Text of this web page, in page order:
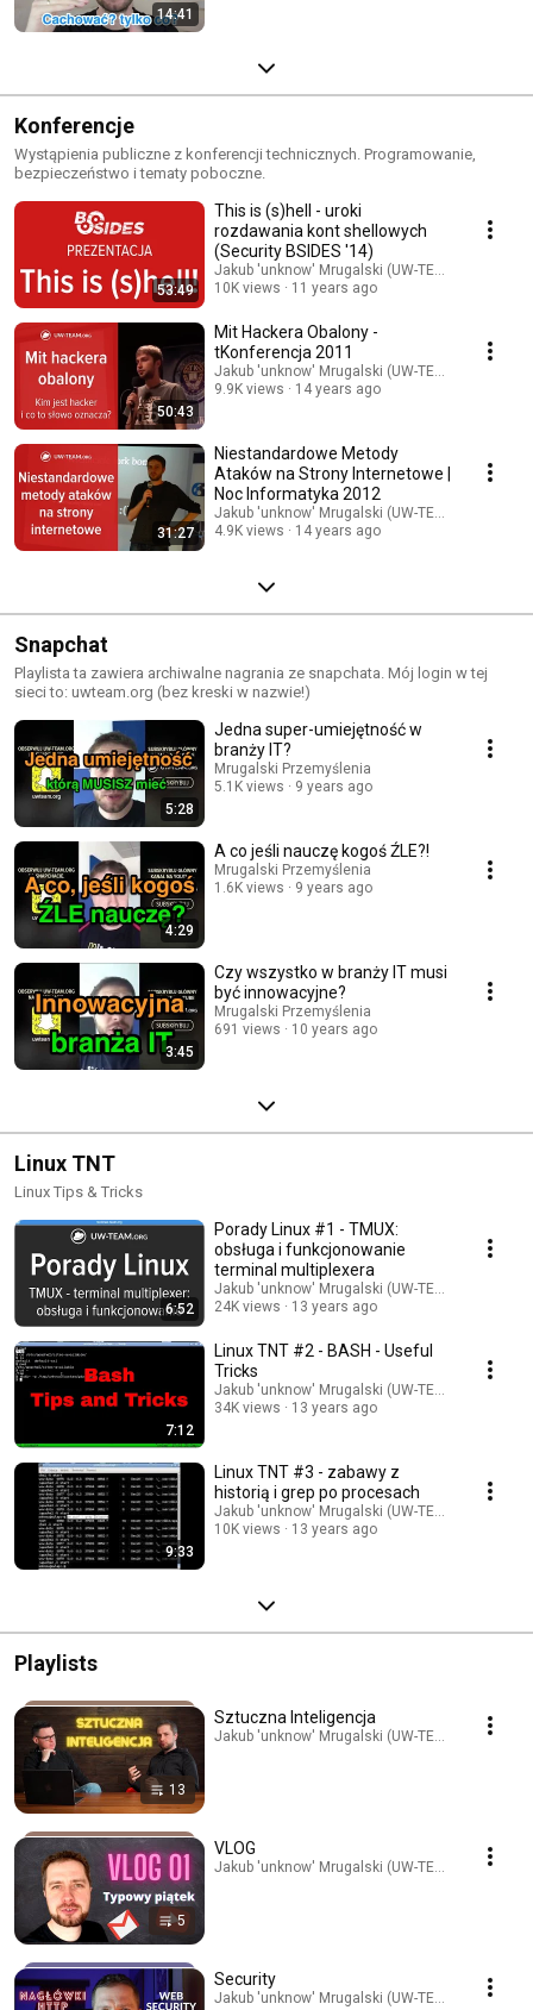
14:41
Konferencje
Wystąpienia publiczne z konferencji technicznych. Programowanie,
bezpieczeństwo i tematy poboczne.
53:49
This is (s)hell - uroki
rozdawania kont shellowych
(Security BSIDES '14)
Jakub 'unknow' Mrugalski (UW-TEAM.org)
10K views
11 years ago
50:43
Mit Hackera Obalony -
tKonferencja 2011
Jakub 'unknow' Mrugalski (UW-TEAM.org)
9.9K views
14 years ago
31:27
Niestandardowe Metody
Ataków na Strony Internetowe |
Noc Informatyka 2012
Jakub 'unknow' Mrugalski (UW-TEAM.org)
4.9K views
14 years ago
Snapchat
Playlista ta zawiera archiwalne nagrania ze snapchata. Mój login w tej
sieci to: uwteam.org (bez kreski w nazwie!)
5:28
Jedna super-umiejętność w
branży IT?
Mrugalski Przemyślenia
5.1K views
9 years ago
4:29
A co jeśli nauczę kogoś ŹLE?!
Mrugalski Przemyślenia
1.6K views
9 years ago
3:45
Czy wszystko w branży IT musi
być innowacyjne?
Mrugalski Przemyślenia
691 views
10 years ago
Linux TNT
Linux Tips & Tricks
6:52
Porady Linux #1 - TMUX:
obsługa i funkcjonowanie
terminal multiplexera
Jakub 'unknow' Mrugalski (UW-TEAM.org)
24K views
13 years ago
7:12
Linux TNT #2 - BASH - Useful
Tricks
Jakub 'unknow' Mrugalski (UW-TEAM.org)
34K views
13 years ago
9:33
Linux TNT #3 - zabawy z
historią i grep po procesach
Jakub 'unknow' Mrugalski (UW-TEAM.org)
10K views
13 years ago
Playlists
13
Sztuczna Inteligencja
Jakub 'unknow' Mrugalski (UW-TEAM.org) ·
5
VLOG
Jakub 'unknow' Mrugalski (UW-TEAM.org) ·
Security
Jakub 'unknow' Mrugalski (UW-TEAM.org) ·